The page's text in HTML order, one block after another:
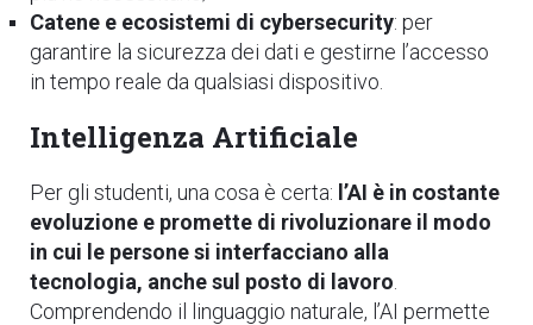
Catene e ecosistemi di cybersecurity: per
garantire la sicurezza dei dati e gestirne l’accesso
in tempo reale da qualsiasi dispositivo.
Intelligenza Artificiale
Per gli studenti, una cosa è certa: l’AI è in costante
evoluzione e promette di rivoluzionare il modo
in cui le persone si interfacciano alla
tecnologia, anche sul posto di lavoro
Comprendendo il linguaggio naturale, l’AI permette